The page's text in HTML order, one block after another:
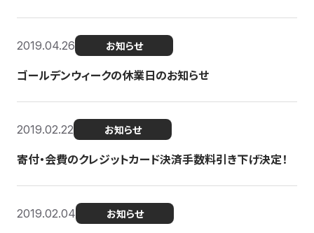
2019.04.26 お知らせ
ゴールデンウィークの休業日のお知らせ
2019.02.22 お知らせ
寄付・会費のクレジットカード決済手数料引き下げ決定！
2019.02.04 お知らせ